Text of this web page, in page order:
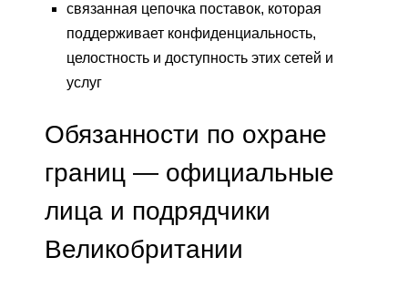
связанная цепочка поставок, которая
поддерживает конфиденциальность,
целостность и доступность этих сетей и
услуг
Обязанности по охране
границ — официальные
лица и подрядчики
Великобритании